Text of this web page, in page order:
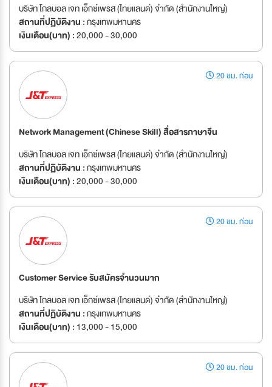
บริษัท โกลบอล เจท เอ็กซ์เพรส (ไทยแลนด์) จำกัด (สำนักงานใหญ่)
สถานที่ปฏิบัติงาน :กรุงเทพมหานคร
เงินเดือน(บาท) :20,000 - 30,000
20 ชม. ก่อน
Network Management (Chinese Skill) สื่อสารภาษาจีน
บริษัท โกลบอล เจท เอ็กซ์เพรส (ไทยแลนด์) จำกัด (สำนักงานใหญ่)
สถานที่ปฏิบัติงาน :กรุงเทพมหานคร
เงินเดือน(บาท) :20,000 - 30,000
20 ชม. ก่อน
Customer Service รับสมัครจำนวนมาก
บริษัท โกลบอล เจท เอ็กซ์เพรส (ไทยแลนด์) จำกัด (สำนักงานใหญ่)
สถานที่ปฏิบัติงาน :กรุงเทพมหานคร
เงินเดือน(บาท) : 13,000 - 15,000
20 ชม. ก่อน